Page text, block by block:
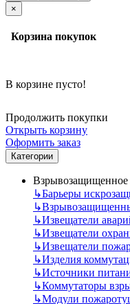
×
Корзина покупок
В корзине пусто!
Продолжить покупки
Открыть корзину
Оформить заказ
Категории
Взрывозащищенное
↳Барьеры
↳
↳Извещатели
↳Извещатели
↳Извещатели
↳Изделия
↳Источники
↳Коммутаторы
↳Модули